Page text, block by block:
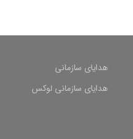
هدایای سازمانی
هدایای سازمانی لوکس